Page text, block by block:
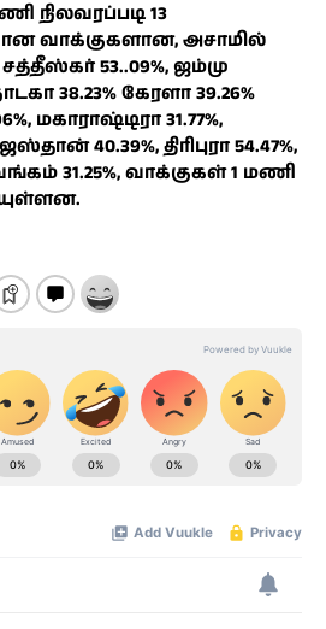
நிலவரப்படி 13
வாக்குகளான, அசாமில்
சத்தீஸ்கர் 53..09%, ஜம்மு
38.23% கேரளா 39.26%
மகாராஷ்டிரா 31.77%,
40.39%, திரிபுரா 54.47%,
31.25%, வாக்குகள் 1 மணி